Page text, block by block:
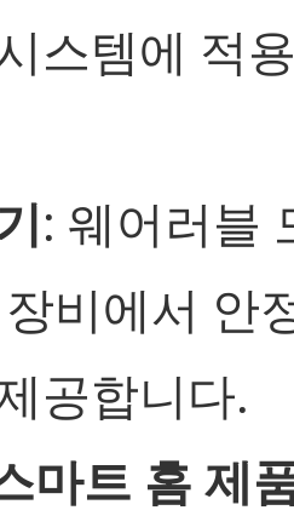
스템에 적
: 웨어러블
비에서 안
공합니다.
마트 홈 제